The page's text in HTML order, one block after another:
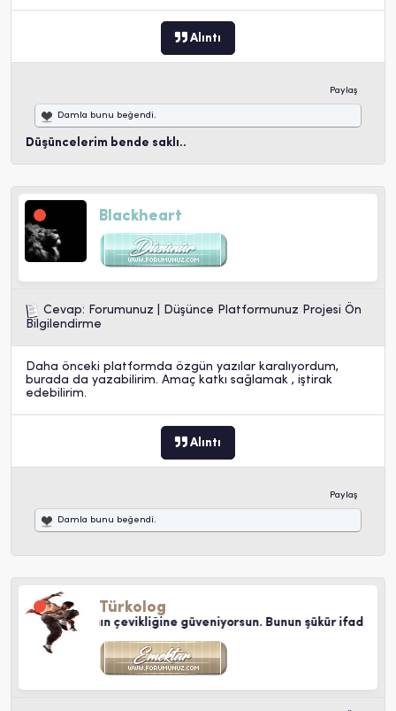
Alıntı
Paylaş
Damla bunu beğendi.
Düşüncelerim bende saklı..
Blackheart
Cevap: Forumunuz | Düşünce Platformunuz Projesi Ön
Bilgilendirme
Daha önceki platformda özgün yazılar karalıyordum,
burada da yazabilirim. Amaç katkı sağlamak , iştirak
edebilirim.
Alıntı
Paylaş
Damla bunu beğendi.
Türkolog
çevikliğine güveniyorsun. Bunun şükür ifadesi olarak